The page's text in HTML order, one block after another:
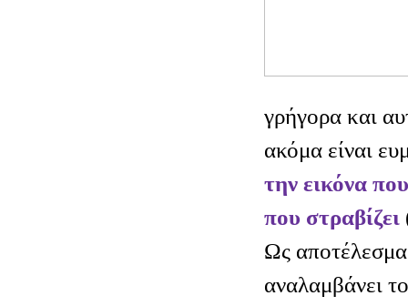
γρήγορα και
ακόμα είναι
την εικόνα
που στραβίζει
Ως
αναλαμβάνει